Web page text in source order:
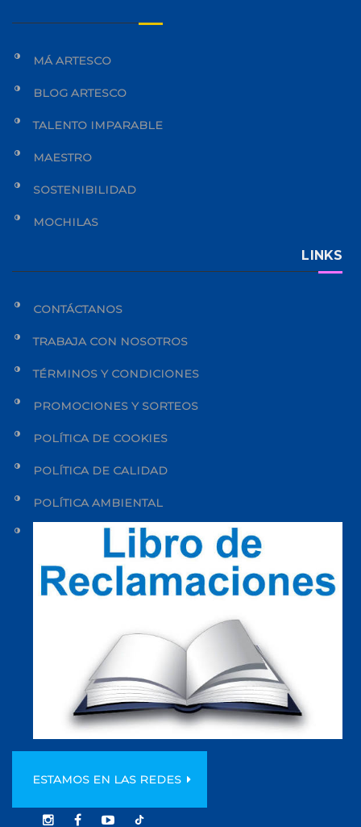
MÁ ARTESCO
BLOG ARTESCO
TALENTO IMPARABLE
MAESTRO
SOSTENIBILIDAD
MOCHILAS
LINKS
CONTÁCTANOS
TRABAJA CON NOSOTROS
TÉRMINOS Y CONDICIONES
PROMOCIONES Y SORTEOS
POLÍTICA DE COOKIES
POLÍTICA DE CALIDAD
POLÍTICA AMBIENTAL
ESTAMOS EN LAS REDES